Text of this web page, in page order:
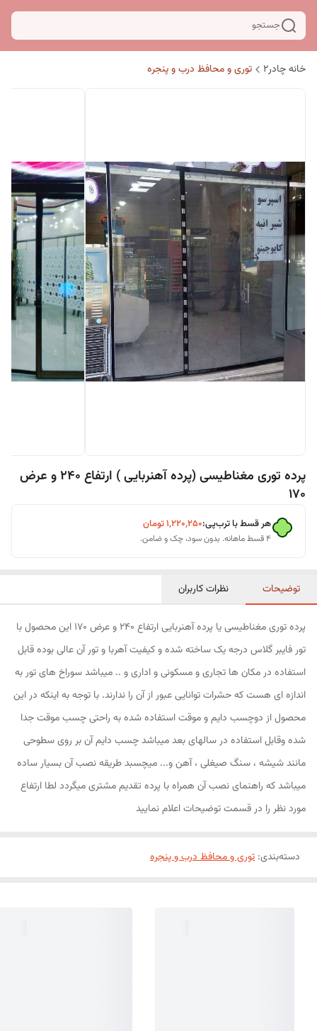
جستجو
خانه چادر۲ توری و محافظ درب و پنجره
پرده توری مغناطیسی (پرده آهنربایی ) ارتفاع 240 و عرض
170
هر قسط با ترب‌پی:۱٬۲۲۰٬۲۵۰تومان
۴ قسط ماهانه. بدون سود، چک و ضامن.
توضیحات نظرات کاربران
پرده توری مغناطیسی یا پرده آهنربایی ارتفاع 240 و عرض 170 این محصول با
تور فایبر گلاس درجه یک ساخته شده و کیفیت آهربا و تور آن عالی بوده قابل
استفاده در مکان ها تجاری و مسکونی و اداری و .. میباشد سوراخ های تور به
اندازه ای هست که حشرات توانایی عبور از آن را ندارند. با توجه به اینکه در این
محصول از دوچسب دایم و موقت استفاده شده به راحتی چسب موقت جدا
شده وقابل استفاده در سالهای بعد میباشد چسب دایم آن بر روی سطوحی
مانند شیشه ، سنگ صیغلی ، آهن و... میچسبد طریقه نصب آن بسیار ساده
میباشد که راهنمای نصب آن همراه با پرده تقدیم مشتری میگردد لطا ارتفاع
مورد نظر را در قسمت توضیحات اعلام نمایید
دسته‌بندی: توری و محافظ درب و پنجره